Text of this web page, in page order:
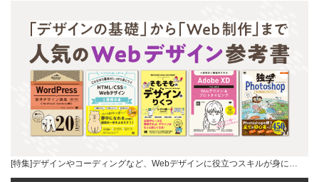
[特集]デザインやコーディングなど、Webデザインに役立つスキルが身に…